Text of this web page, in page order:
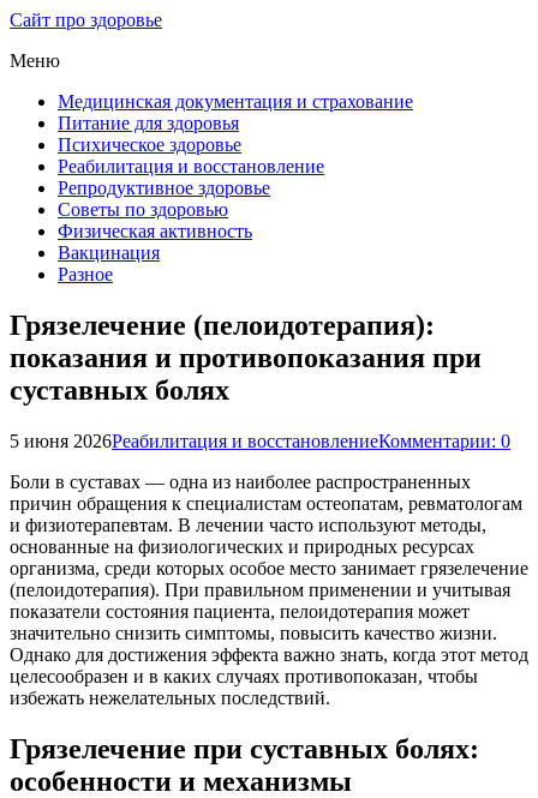
Сайт про здоровье
Меню
Медицинская документация и страхование
Питание для здоровья
Психическое здоровье
Реабилитация и восстановление
Репродуктивное здоровье
Советы по здоровью
Физическая активность
Вакцинация
Разное
Грязелечение (пелоидотерапия):
показания и противопоказания при
суставных болях
5 июня 2026Реабилитация и восстановлениеКомментарии: 0
Боли в суставах — одна из наиболее распространенных
причин обращения к специалистам остеопатам, ревматологам
и физиотерапевтам. В лечении часто используют методы,
основанные на физиологических и природных ресурсах
организма, среди которых особое место занимает грязелечение
(пелоидотерапия). При правильном применении и учитывая
показатели состояния пациента, пелоидотерапия может
значительно снизить симптомы, повысить качество жизни.
Однако для достижения эффекта важно знать, когда этот метод
целесообразен и в каких случаях противопоказан, чтобы
избежать нежелательных последствий.
Грязелечение при суставных болях:
особенности и механизмы